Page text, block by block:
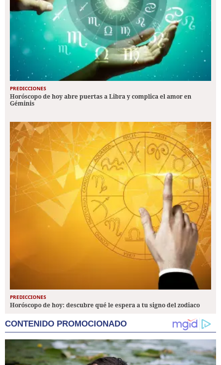
PREDICCIONES
Horóscopo de hoy abre puertas a Libra y complica el amor en
Géminis
PREDICCIONES
Horóscopo de hoy: descubre qué le espera a tu signo del zodiaco
CONTENIDO PROMOCIONADO